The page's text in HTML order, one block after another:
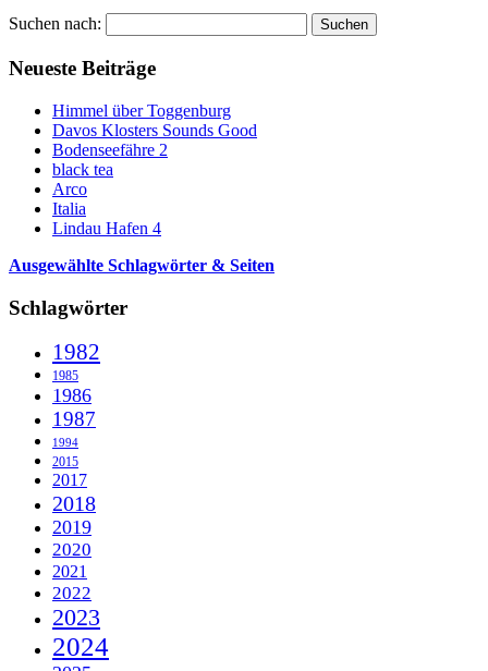
Suchen nach:
Neueste Beiträge
Himmel über Toggenburg
Davos Klosters Sounds Good
Bodenseefähre 2
black tea
Arco
Italia
Lindau Hafen 4
Ausgewählte Schlagwörter & Seiten
Schlagwörter
1982
1985
1986
1987
1994
2015
2017
2018
2019
2020
2021
2022
2023
2024